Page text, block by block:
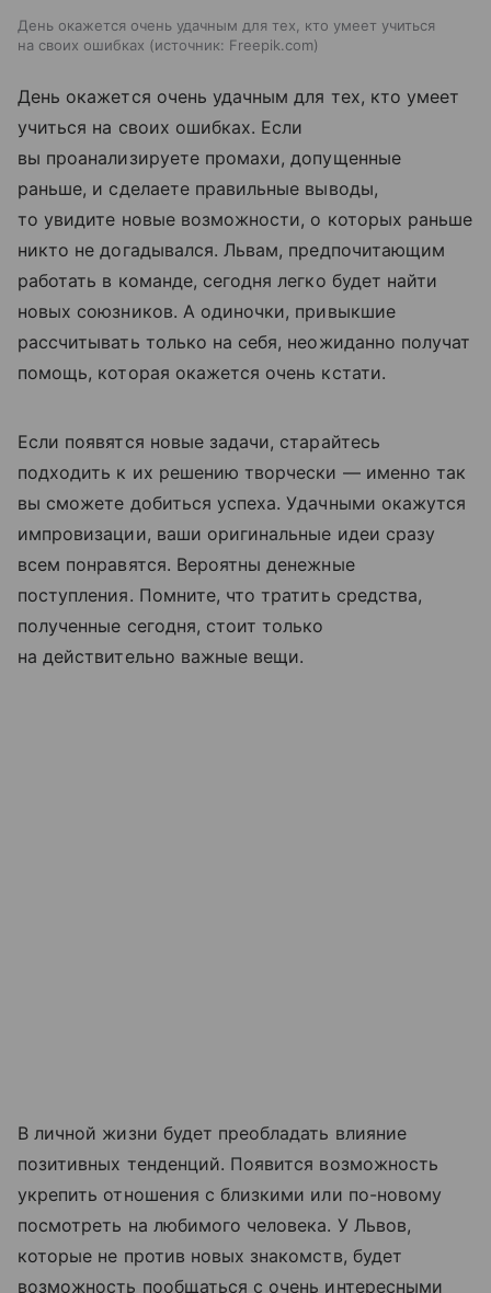
День окажется очень удачным для тех, кто умеет учиться
на своих ошибках
источник: Freepik.com
День окажется очень удачным для тех, кто умеет
учиться на своих ошибках. Если
вы проанализируете промахи, допущенные
раньше, и сделаете правильные выводы,
то увидите новые возможности, о которых раньше
никто не догадывался. Львам, предпочитающим
работать в команде, сегодня легко будет найти
новых союзников. А одиночки, привыкшие
рассчитывать только на себя, неожиданно получат
помощь, которая окажется очень кстати.
Если появятся новые задачи, старайтесь
подходить к их решению творчески — именно так
вы сможете добиться успеха. Удачными окажутся
импровизации, ваши оригинальные идеи сразу
всем понравятся. Вероятны денежные
поступления. Помните, что тратить средства,
полученные сегодня, стоит только
на действительно важные вещи.
В личной жизни будет преобладать влияние
позитивных тенденций. Появится возможность
укрепить отношения с близкими или по-новому
посмотреть на любимого человека. У Львов,
которые не против новых знакомств, будет
возможность пообщаться с очень интересными